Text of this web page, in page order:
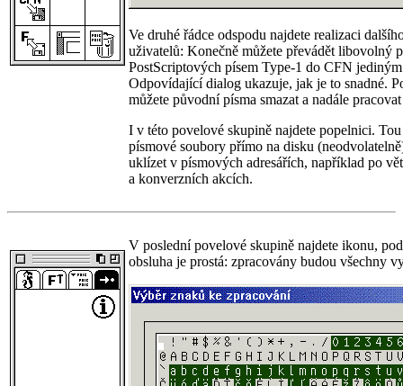
Ve druhé řádce odspodu najdete realizaci
uživatelů: Konečně můžete převádět libovolný
PostScriptových písem Type-1 do CFN
Odpovídající dialog ukazuje, jak je to snadné.
můžete původní písma smazat a nadále
I v této povelové skupině najdete popelnici. Tou
písmové soubory přímo na disku
uklízet v písmových adresářích, například po
a konverzních akcích.
V poslední povelové skupině najdete ikonu,
obsluha je prostá: zpracovány budou všechny